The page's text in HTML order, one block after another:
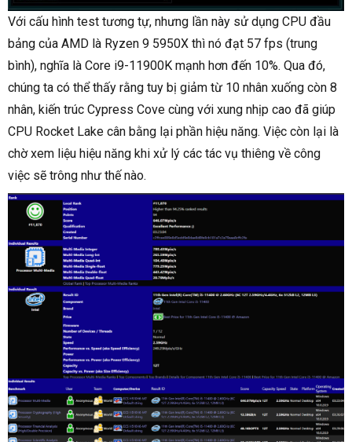
Với cấu hình test tương tự, nhưng lần này sử dụng CPU đầu
bảng của AMD là Ryzen 9 5950X thì nó đạt 57 fps (trung
bình), nghĩa là Core i9-11900K mạnh hơn đến 10%. Qua đó,
chúng ta có thể thấy rằng tuy bị giảm từ 10 nhân xuống còn 8
nhân, kiến trúc Cypress Cove cùng với xung nhịp cao đã giúp
CPU Rocket Lake cân bằng lại phần hiệu năng. Việc còn lại là
chờ xem liệu hiệu năng khi xử lý các tác vụ thiêng về công
việc sẽ trông như thế nào.